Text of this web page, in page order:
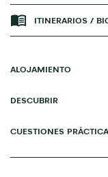
ITINERARIOS /
ALOJAMIENTO
DESCUBRIR
CUESTIONES